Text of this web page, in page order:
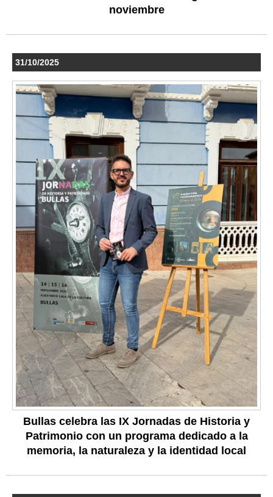
noviembre
31/10/2025
Bullas celebra las IX Jornadas de Historia y
Patrimonio con un programa dedicado a la
memoria, la naturaleza y la identidad local